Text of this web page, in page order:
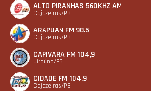
ALTO PIRANHAS 560KHZ AM
Cajazeiras/PB
ARAPUAN FM 98.5
Cajazeiras/PB
CAPIVARA FM 104,9
Uiraúna/PB
CIDADE FM 104,9
Cajazeiras/PB